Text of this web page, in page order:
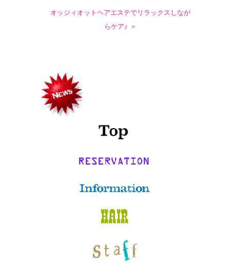
オッジィオットヘアエステでリラックスしなが
らケア♪ ＞